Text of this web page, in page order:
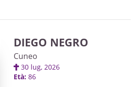
DIEGO NEGRO
Cuneo
30 lug, 2026
Età: 86